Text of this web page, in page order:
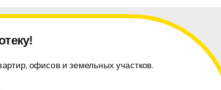
офисов и земельных участков.